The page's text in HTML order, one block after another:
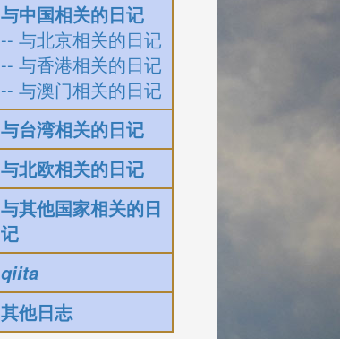
与中国相关的日记
-- 与北京相关的日记
-- 与香港相关的日记
-- 与澳门相关的日记
与台湾相关的日记
与北欧相关的日记
与其他国家相关的日
记
qiita
其他日志